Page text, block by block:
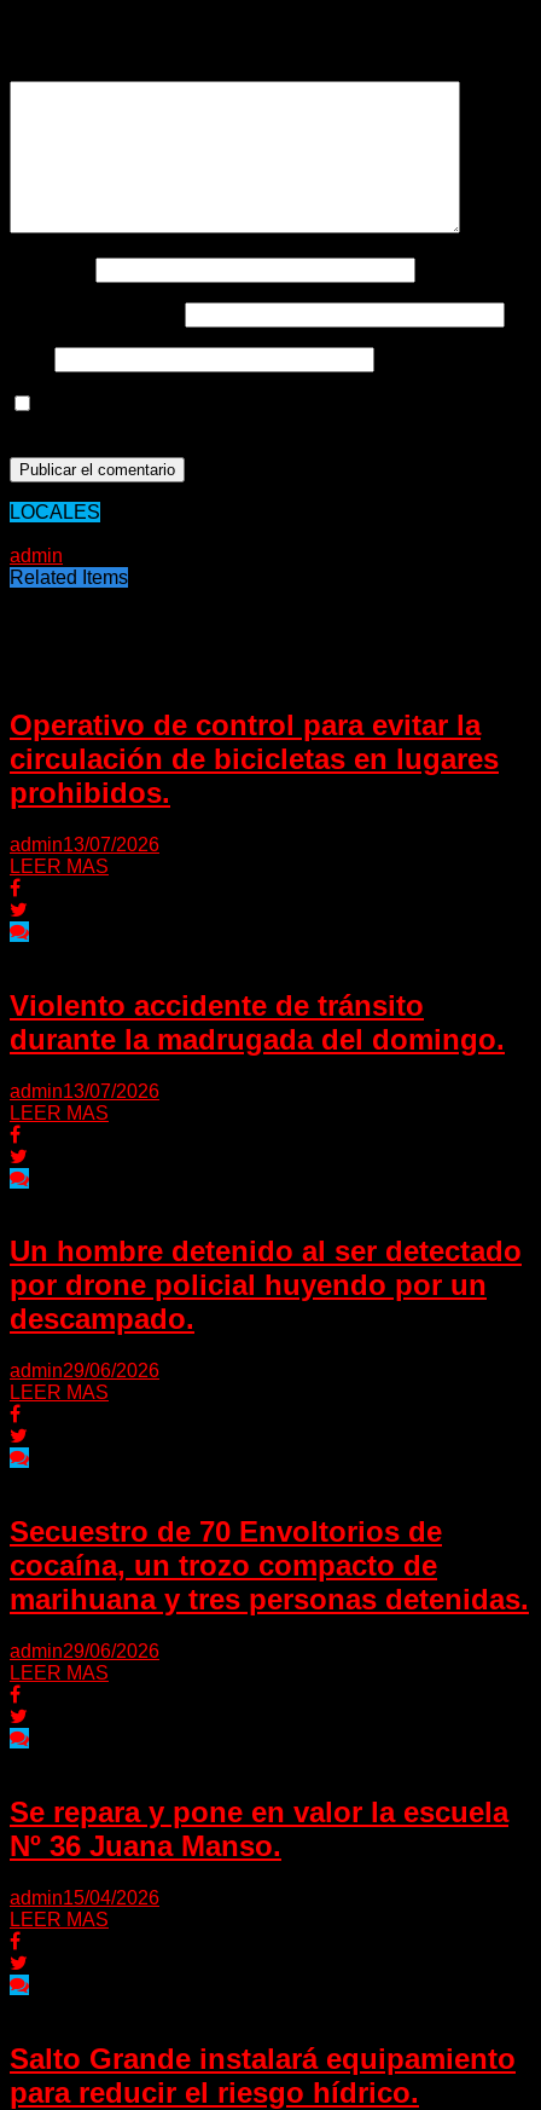
LOCALES
admin
Related Items
Operativo de control para evitar la
circulación de bicicletas en lugares
prohibidos.
admin13/07/2026
LEER MAS
Violento accidente de tránsito
durante la madrugada del domingo.
admin13/07/2026
LEER MAS
Un hombre detenido al ser detectado
por drone policial huyendo por un
descampado.
admin29/06/2026
LEER MAS
Secuestro de 70 Envoltorios de
cocaína, un trozo compacto de
marihuana y tres personas detenidas.
admin29/06/2026
LEER MAS
Se repara y pone en valor la escuela
Nº 36 Juana Manso.
admin15/04/2026
LEER MAS
Salto Grande instalará equipamiento
para reducir el riesgo hídrico.